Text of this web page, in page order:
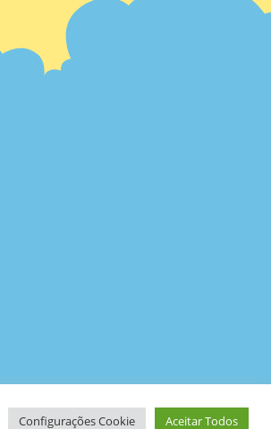
Configurações Cookie Aceitar Todos